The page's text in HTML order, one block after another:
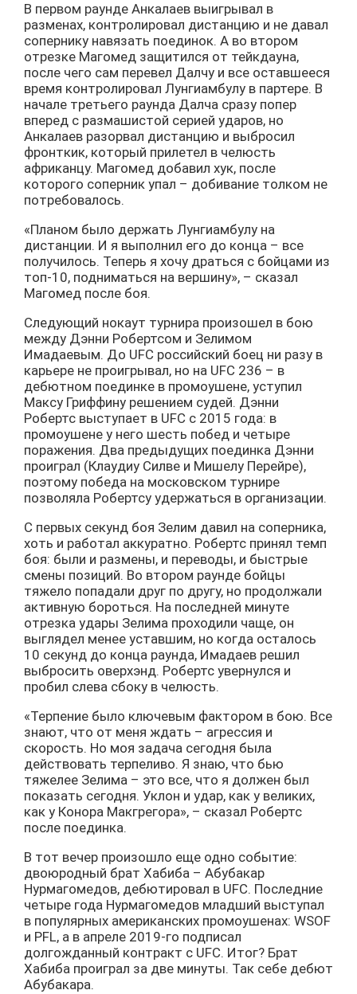
В первом раунде Анкалаев выигрывал в
разменах, контролировал дистанцию и не давал
сопернику навязать поединок. А во втором
отрезке Магомед защитился от тейкдауна,
после чего сам перевел Далчу и все оставшееся
время контролировал Лунгиамбулу в партере. В
начале третьего раунда Далча сразу попер
вперед с размашистой серией ударов, но
Анкалаев разорвал дистанцию и выбросил
фронткик, который прилетел в челюсть
африканцу. Магомед добавил хук, после
которого соперник упал – добивание толком не
потребовалось.
«Планом было держать Лунгиамбулу на
дистанции. И я выполнил его до конца – все
получилось. Теперь я хочу драться с бойцами из
топ-10, подниматься на вершину», – сказал
Магомед после боя.
Следующий нокаут турнира произошел в бою
между Дэнни Робертсом и Зелимом
Имадаевым. До UFC российский боец ни разу в
карьере не проигрывал, но на UFC 236 – в
дебютном поединке в промоушене, уступил
Максу Гриффину решением судей. Дэнни
Робертс выступает в UFC с 2015 года: в
промоушене у него шесть побед и четыре
поражения. Два предыдущих поединка Дэнни
проиграл (Клаудиу Силве и Мишелу Перейре),
поэтому победа на московском турнире
позволяла Робертсу удержаться в организации.
С первых секунд боя Зелим давил на соперника,
хоть и работал аккуратно. Робертс принял темп
боя: были и размены, и переводы, и быстрые
смены позиций. Во втором раунде бойцы
тяжело попадали друг по другу, но продолжали
активную бороться. На последней минуте
отрезка удары Зелима проходили чаще, он
выглядел менее уставшим, но когда осталось
10 секунд до конца раунда, Имадаев решил
выбросить оверхэнд. Робертс увернулся и
пробил слева сбоку в челюсть.
«Терпение было ключевым фактором в бою. Все
знают, что от меня ждать – агрессия и
скорость. Но моя задача сегодня была
действовать терпеливо. Я знаю, что бью
тяжелее Зелима – это все, что я должен был
показать сегодня. Уклон и удар, как у великих,
как у Конора Макгрегора», – сказал Робертс
после поединка.
В тот вечер произошло еще одно событие:
двоюродный брат Хабиба – Абубакар
Нурмагомедов, дебютировал в UFC. Последние
четыре года Нурмагомедов младший выступал
в популярных американских промоушенах: WSOF
и PFL, а в апреле 2019-го подписал
долгожданный контракт с UFC. Итог? Брат
Хабиба проиграл за две минуты. Так себе дебют
Абубакара.